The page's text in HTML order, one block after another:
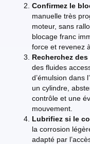
Confirmez le
manuelle très
moteur, sans
blocage franc
force et revenez
Recherchez
des fluides
d’émulsion dans
un cylindre,
contrôle et une
mouvement.
Lubrifiez si le
la corrosion
adapté par